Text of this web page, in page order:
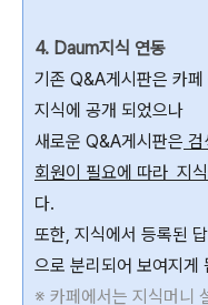
4. Daum지식 연동
기존 Q&A게시판은 카
지식에 공개 되었으나
새로운 Q&A게시판은 검
회원이 필요에 따라 지
다.
또한, 지식에서 등록된
으로 분리되어 보여지게
※ 카페에서는 지식머니